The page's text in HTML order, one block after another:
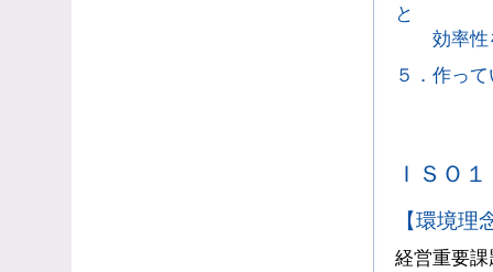
と
効率性
５．作っ
ＩＳＯ
【環境理
経営重要